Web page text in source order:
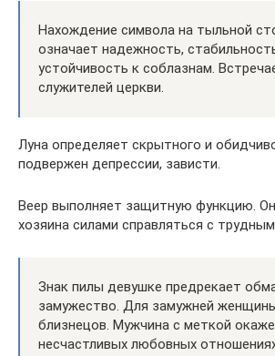
Нахождение символа на тыльной
означает надежность,
устойчивость к соблазнам.
служителей церкви.
Луна определяет скрытного и
подвержен депрессии, зависти.
Веер выполняет защитную функцию.
хозяина силами справляться с
Знак пилы девушке предрекает
замужество. Для замужней
близнецов. Мужчина с меткой
несчастливых любовных